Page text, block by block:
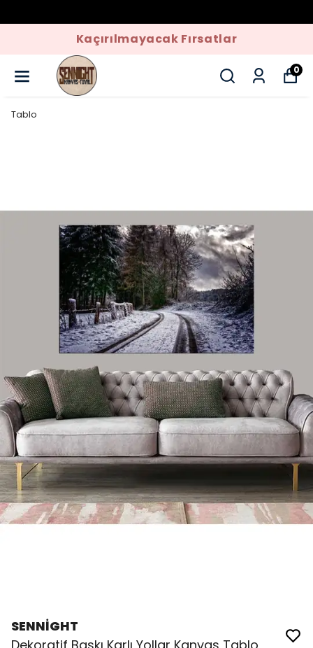
Kaçırılmayacak Fırsatlar
0
Tablo
SENNİGHT